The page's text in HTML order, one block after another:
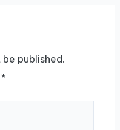
published.
*